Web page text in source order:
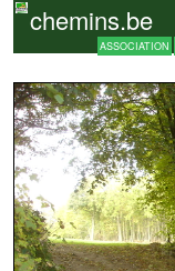
chemins.be
ASSOCIATION